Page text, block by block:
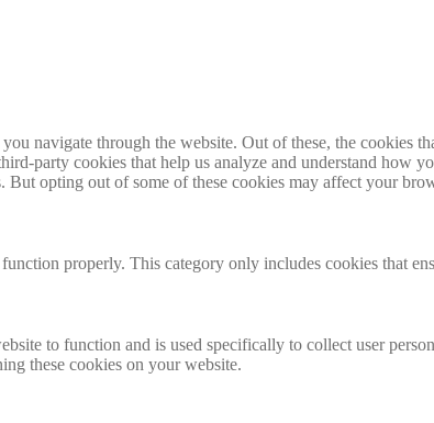
navigate through the website. Out of these, the cookies
party cookies that help us analyze and understand how
But opting out of some of these cookies may affect your
properly. This category only includes cookies that
to function and is used specifically to collect user
these cookies on your website.